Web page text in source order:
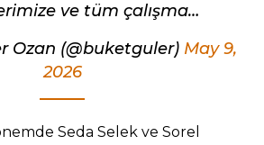
ve tüm çalışma…
Ozan (@buketguler) May 9,
2026
Seda Selek ve Sorel